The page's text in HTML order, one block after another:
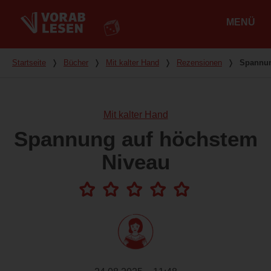
MENÜ
Du bist hier
Startseite ❭ Bücher ❭ Mit kalter Hand ❭ Rezensionen ❭
Mit kalter Hand
Spannung auf höchstem
Niveau